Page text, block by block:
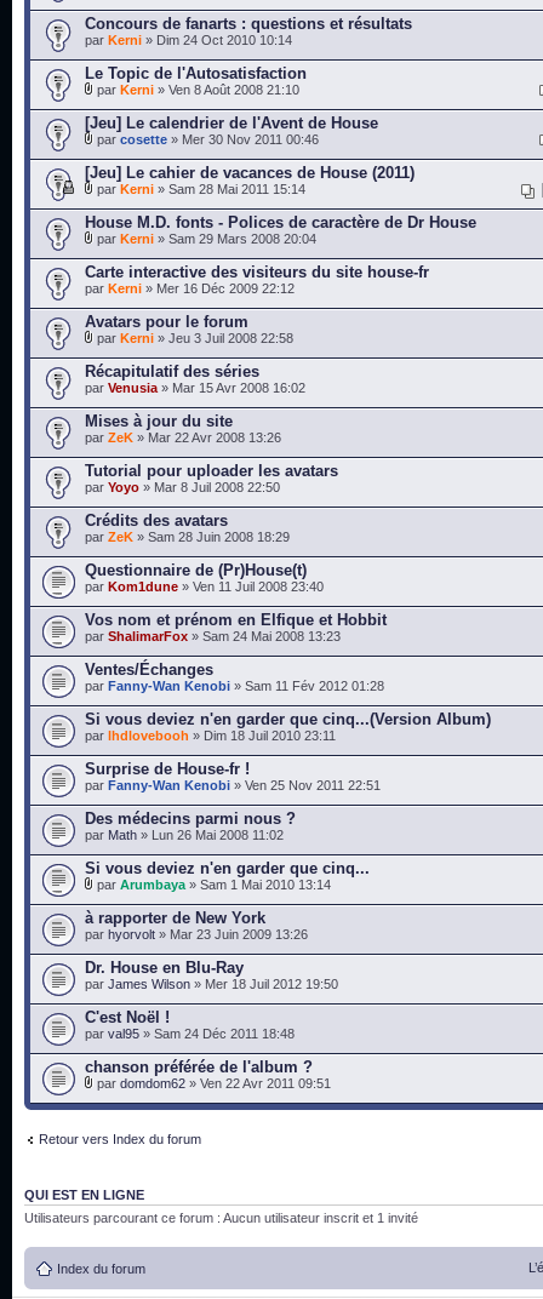
Concours de fanarts : questions et résultats
par Kerni » Dim 24 Oct 2010 10:14
Le Topic de l'Autosatisfaction
par Kerni » Ven 8 Août 2008 21:10
[Jeu] Le calendrier de l'Avent de House
par cosette » Mer 30 Nov 2011 00:46
[Jeu] Le cahier de vacances de House (2011)
par Kerni » Sam 28 Mai 2011 15:14
House M.D. fonts - Polices de caractère de Dr House
par Kerni » Sam 29 Mars 2008 20:04
Carte interactive des visiteurs du site house-fr
par Kerni » Mer 16 Déc 2009 22:12
Avatars pour le forum
par Kerni » Jeu 3 Juil 2008 22:58
Récapitulatif des séries
par Venusia » Mar 15 Avr 2008 16:02
Mises à jour du site
par ZeK » Mar 22 Avr 2008 13:26
Tutorial pour uploader les avatars
par Yoyo » Mar 8 Juil 2008 22:50
Crédits des avatars
par ZeK » Sam 28 Juin 2008 18:29
Questionnaire de (Pr)House(t)
par Kom1dune » Ven 11 Juil 2008 23:40
Vos nom et prénom en Elfique et Hobbit
par ShalimarFox » Sam 24 Mai 2008 13:23
Ventes/Échanges
par Fanny-Wan Kenobi » Sam 11 Fév 2012 01:28
Si vous deviez n'en garder que cinq...(Version Album)
par lhdlovebooh » Dim 18 Juil 2010 23:11
Surprise de House-fr !
par Fanny-Wan Kenobi » Ven 25 Nov 2011 22:51
Des médecins parmi nous ?
par Math » Lun 26 Mai 2008 11:02
Si vous deviez n'en garder que cinq...
par Arumbaya » Sam 1 Mai 2010 13:14
à rapporter de New York
par hyorvolt » Mar 23 Juin 2009 13:26
Dr. House en Blu-Ray
par James Wilson » Mer 18 Juil 2012 19:50
C'est Noël !
par val95 » Sam 24 Déc 2011 18:48
chanson préférée de l'album ?
par domdom62 » Ven 22 Avr 2011 09:51
Retour vers Index du forum
QUI EST EN LIGNE
Utilisateurs parcourant ce forum : Aucun utilisateur inscrit et 1 invité
Index du forum